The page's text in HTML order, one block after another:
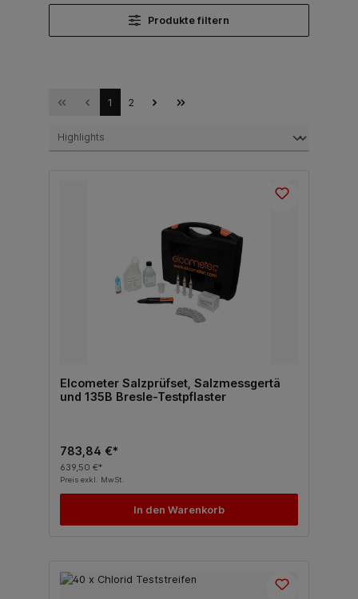
Produkte filtern
1 2
Elcometer Salzprüfset, Salzmessgertä
und 135B Bresle-Testpflaster
783,84 €*
639,50 €*
Preis exkl. MwSt.
In den Warenkorb